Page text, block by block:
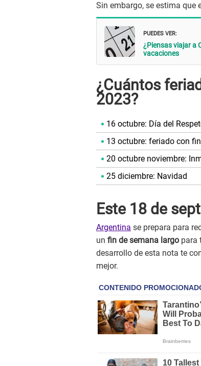
Sin embargo, se estima que
PUEDES VER:
¿Piensas viajar a
vacaciones
¿Cuántos
2023?
16 octubre: Día del
13 octubre: feriado con
20 octubre noviembre:
25 diciembre: Navidad
Este 18 de
Argentina se prepara para
un fin de semana largo para
desarrollo de esta nota te
mejor.